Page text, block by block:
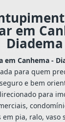
em
Diadema
em Canhema -
para quem
e bem
para
pia, ralo, vaso